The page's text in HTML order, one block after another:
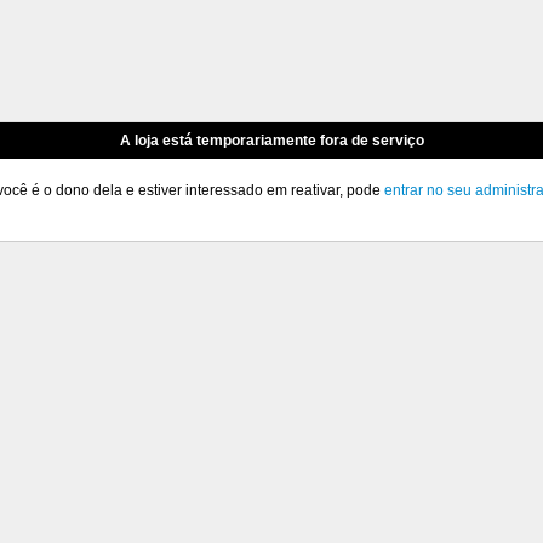
A loja está temporariamente fora de serviço
é o dono dela e estiver interessado em reativar, pode entrar no seu